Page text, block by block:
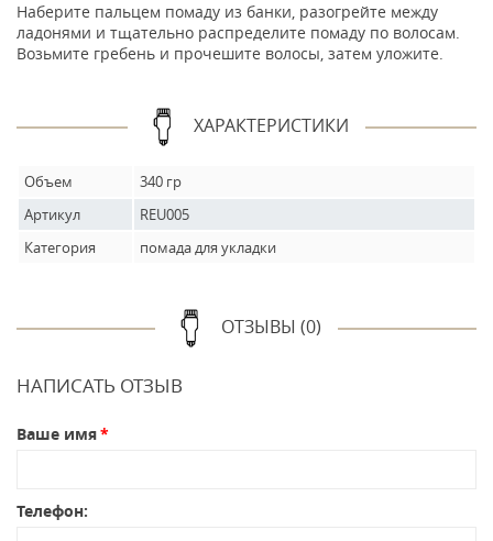
Наберите пальцем помаду из банки, разогрейте между
ладонями и тщательно распределите помаду по волосам.
Возьмите гребень и прочешите волосы, затем уложите.
ХАРАКТЕРИСТИКИ
Объем
340 гр
Артикул
REU005
Категория
помада для укладки
ОТЗЫВЫ (0)
НАПИСАТЬ ОТЗЫВ
Ваше имя
Телефон: